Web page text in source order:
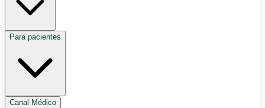
Para pacientes
Canal Médico